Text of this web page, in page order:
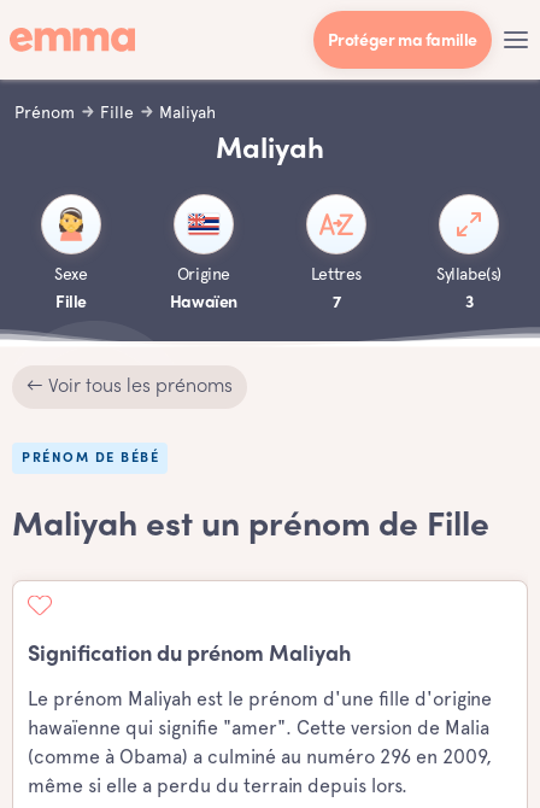
Protéger ma famille
Prénom Fille Maliyah
Maliyah
Sexe
Fille
Origine
Hawaïen
Lettres
7
Syllabe(s)
3
← Voir tous les prénoms
PRÉNOM DE BÉBÉ
Maliyah est un prénom de Fille
Signification du prénom Maliyah
Le prénom Maliyah est le prénom d'une fille d'origine
hawaïenne qui signifie "amer". Cette version de Malia
(comme à Obama) a culminé au numéro 296 en 2009,
même si elle a perdu du terrain depuis lors.